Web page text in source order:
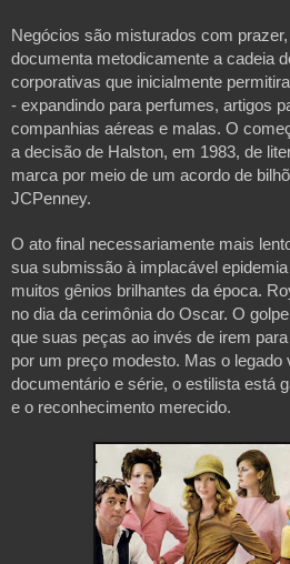
Negócios são misturados com
documenta metodicamente a cadeia
corporativas que inicialmente
- expandindo para perfumes, artigos
companhias aéreas e malas. O
a decisão de Halston, em 1983, de
marca por meio de um acordo de
JCPenney.
O ato final necessariamente mais
sua submissão à implacável
muitos gênios brilhantes da época.
no dia da cerimônia do Oscar. O
que suas peças ao invés de irem
por um preço modesto. Mas o legado
documentário e série, o estilista está
e o reconhecimento merecido.